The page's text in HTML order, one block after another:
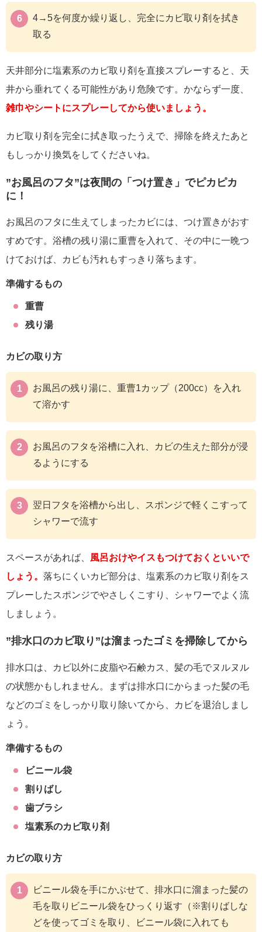
4→5を何度か繰り返し、完全にカビ取り剤を拭き
取る
天井部分に塩素系のカビ取り剤を直接スプレーすると、天
井から垂れてくる可能性があり危険です。かならず一度、
雑巾やシートにスプレーしてから使いましょう。
カビ取り剤を完全に拭き取ったうえで、掃除を終えたあと
もしっかり換気をしてくださいね。
”お風呂のフタ”は夜間の「つけ置き」でピカピカ
に！
お風呂のフタに生えてしまったカビには、つけ置きがおす
すめです。浴槽の残り湯に重曹を入れて、その中に一晩つ
けておけば、カビも汚れもすっきり落ちます。
準備するもの
重曹
残り湯
カビの取り方
お風呂の残り湯に、重曹1カップ（200cc）を入れ
て溶かす
お風呂のフタを浴槽に入れ、カビの生えた部分が浸
るようにする
翌日フタを浴槽から出し、スポンジで軽くこすって
シャワーで流す
スペースがあれば、 風呂おけやイスもつけておくといいで
しょう。 落ちにくいカビ部分は、塩素系のカビ取り剤をス
プレーしたスポンジでやさしくこすり、シャワーでよく流
しましょう。
”排水口のカビ取り”は溜まったゴミを掃除してから
排水口は、カビ以外に皮脂や石鹸カス、髪の毛でヌルヌル
の状態かもしれません。まずは排水口にからまった髪の毛
などのゴミをしっかり取り除いてから、カビを退治しまし
ょう。
準備するもの
ビニール袋
割りばし
歯ブラシ
塩素系のカビ取り剤
カビの取り方
ビニール袋を手にかぶせて、排水口に溜まった髪の
毛を取りビニール袋をひっくり返す（※割りばしな
どを使ってゴミを取り、ビニール袋に入れても